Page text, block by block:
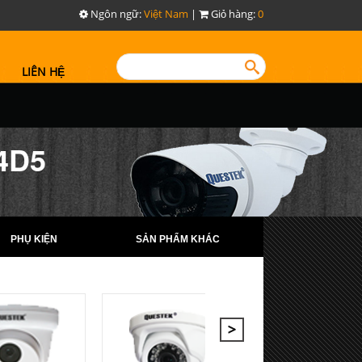
Ngôn ngữ:Việt Nam | Giỏ hàng:0
LIÊN HỆ
PHỤ KIỆN SẢN PHẨM KHÁC